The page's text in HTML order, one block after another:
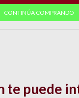
CONTINÚA COMPRANDO
te puede